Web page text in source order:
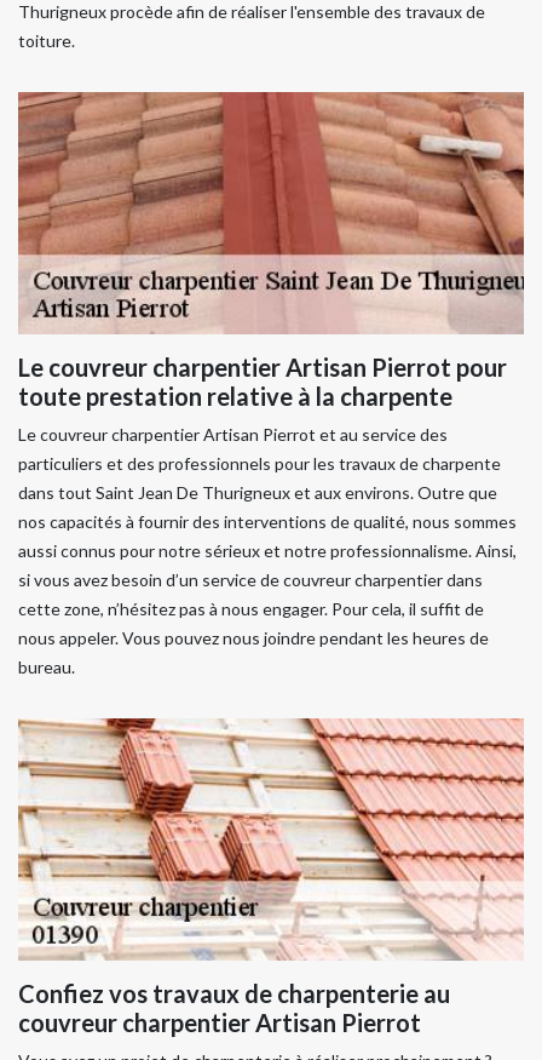
Thurigneux procède afin de réaliser l'ensemble des travaux de
toiture.
Le couvreur charpentier Artisan Pierrot pour
toute prestation relative à la charpente
Le couvreur charpentier Artisan Pierrot et au service des
particuliers et des professionnels pour les travaux de charpente
dans tout Saint Jean De Thurigneux et aux environs. Outre que
nos capacités à fournir des interventions de qualité, nous sommes
aussi connus pour notre sérieux et notre professionnalisme. Ainsi,
si vous avez besoin d’un service de couvreur charpentier dans
cette zone, n’hésitez pas à nous engager. Pour cela, il suffit de
nous appeler. Vous pouvez nous joindre pendant les heures de
bureau.
Confiez vos travaux de charpenterie au
couvreur charpentier Artisan Pierrot